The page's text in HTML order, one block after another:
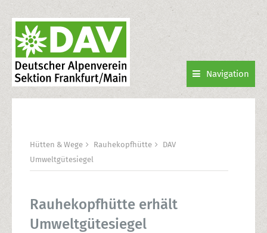
Navigation
Hütten & Wege Rauhekopfhütte
DAV
Umweltgütesiegel
Rauhekopfhütte erhält
Umweltgütesiegel